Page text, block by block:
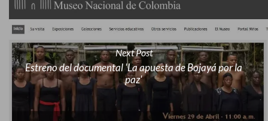
Next Post
Estreno del documental 'La apuesta de Bojayá por la
paz'